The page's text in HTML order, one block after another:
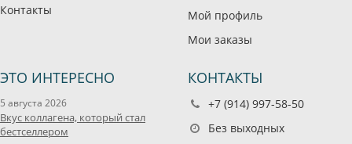
Контакты
Мой профиль
Мои заказы
ЭТО ИНТЕРЕСНО
5 августа 2026
Вкус коллагена, который стал
бестселлером
КОНТАКТЫ
+7 (914) 997-58-50
Без выходных